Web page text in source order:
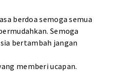
berdoa semoga semua
Semoga
bertambah jangan
memberi ucapan.